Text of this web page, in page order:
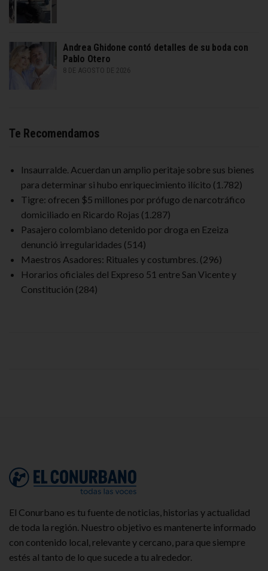
Andrea Ghidone contó detalles de su boda con
Pablo Otero
8 DE AGOSTO DE 2026
Te Recomendamos
Insaurralde. Acuerdan un amplio peritaje sobre sus bienes
para determinar si hubo enriquecimiento ilícito (1.782)
Tigre: ofrecen $5 millones por prófugo de narcotráfico
domiciliado en Ricardo Rojas (1.287)
Pasajero colombiano detenido por droga en Ezeiza
denunció irregularidades (514)
Maestros Asadores: Rituales y costumbres. (296)
Horarios oficiales del Expreso 51 entre San Vicente y
Constitución (284)
El Conurbano es tu fuente de noticias, historias y actualidad
de toda la región. Nuestro objetivo es mantenerte informado
con contenido local, relevante y cercano, para que siempre
estés al tanto de lo que sucede a tu alrededor.